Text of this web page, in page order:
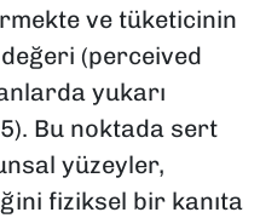
ve tüketicinin
(perceived
yukarı
Bu noktada sert
yüzeyler,
fiziksel bir kanıta